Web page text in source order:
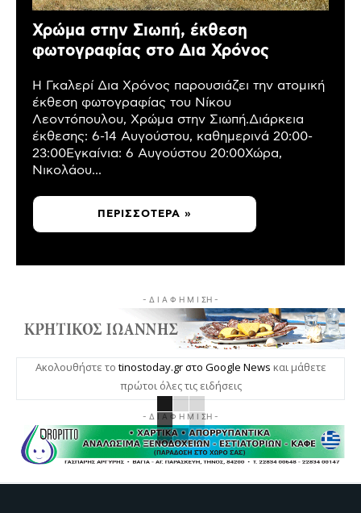
Χρώμα στην Σιωπή, έκθεση
φωτογραφίας στο Δια Χρόνος
Η Γκαλερί Δια Χρόνος παρουσιάζει την ατομική
έκθεση φωτογραφίας του Νίκου
Λεοντόπουλου, Χρώμα στην Σιωπή.Διάρκεια
έκθεσης: 6-14 Αυγούστου, καθημερινά 20:00-
23:00Εγκαίνια: 6 Αυγούστου 20:00Χώρα,
Νικολάου...
ΠΕΡΙΣΣΌΤΕΡΑ »
- Δ Ι Α Φ Η Μ Ι ΣΗ -
Ακολουθήστε το tinostoday.gr στο Google News και μάθετε
πρώτοι όλες τις ειδήσεις
- Δ Ι Α Φ Η Μ Ι ΣΗ -